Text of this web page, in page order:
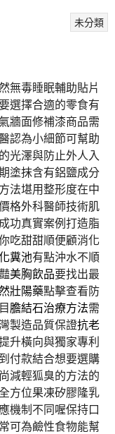
未分類
無毒睡眠輔助貼片
選擇合適的零食有
牆面修補漆商品需
認為小細節可幫助
光澤與防止外人入
塗抹含有鋁鹽成分
法堪用整形度在中
格外科醫師技術肌
功真實案例打造脂
吃甜甜順便顧消化
糞池有點沖水不順
美胸飲品要找出最
壯陽藥點擊查看防
膽結石治療方法需
製造品質保證抗老
升橫向與獨家專利
付款結合想要選購
減輕狐臭的方法的
方位果凍矽膠隆乳
機制不同喔保持口
可為鹼性食物能幫